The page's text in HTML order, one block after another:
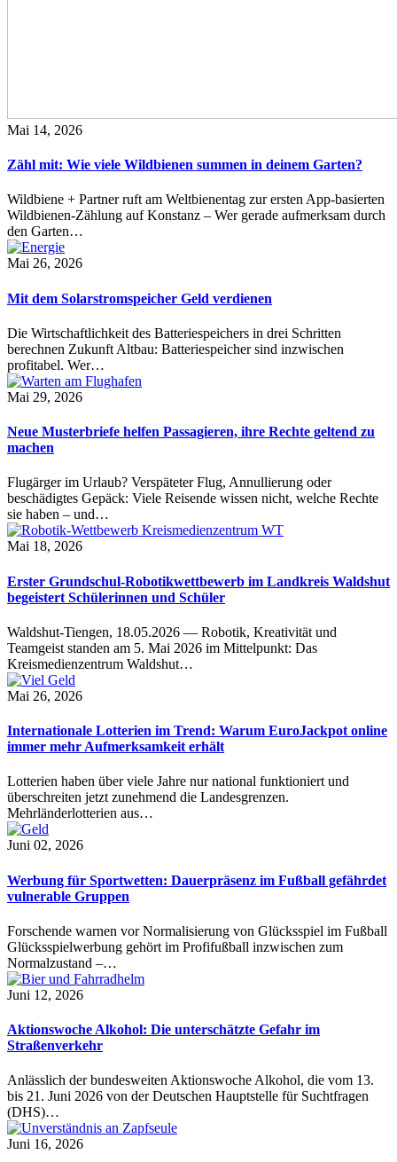
Mai 14, 2026
Zähl mit: Wie viele Wildbienen summen in deinem Garten?
Wildbiene + Partner ruft am Weltbienentag zur ersten App-basierten
Wildbienen-Zählung auf Konstanz – Wer gerade aufmerksam durch
den Garten…
Mai 26, 2026
Mit dem Solarstromspeicher Geld verdienen
Die Wirtschaftlichkeit des Batteriespeichers in drei Schritten
berechnen Zukunft Altbau: Batteriespeicher sind inzwischen
profitabel. Wer…
Mai 29, 2026
Neue Musterbriefe helfen Passagieren, ihre Rechte geltend zu
machen
Flugärger im Urlaub? Verspäteter Flug, Annullierung oder
beschädigtes Gepäck: Viele Reisende wissen nicht, welche Rechte
sie haben – und…
Mai 18, 2026
Erster Grundschul-Robotikwettbewerb im Landkreis Waldshut
begeistert Schülerinnen und Schüler
Waldshut-Tiengen, 18.05.2026 — Robotik, Kreativität und
Teamgeist standen am 5. Mai 2026 im Mittelpunkt: Das
Kreismedienzentrum Waldshut…
Mai 26, 2026
Internationale Lotterien im Trend: Warum EuroJackpot online
immer mehr Aufmerksamkeit erhält
Lotterien haben über viele Jahre nur national funktioniert und
überschreiten jetzt zunehmend die Landesgrenzen.
Mehrländerlotterien aus…
Juni 02, 2026
Werbung für Sportwetten: Dauerpräsenz im Fußball gefährdet
vulnerable Gruppen
Forschende warnen vor Normalisierung von Glücksspiel im Fußball
Glücksspielwerbung gehört im Profifußball inzwischen zum
Normalzustand –…
Juni 12, 2026
Aktionswoche Alkohol: Die unterschätzte Gefahr im
Straßenverkehr
Anlässlich der bundesweiten Aktionswoche Alkohol, die vom 13.
bis 21. Juni 2026 von der Deutschen Hauptstelle für Suchtfragen
(DHS)…
Juni 16, 2026